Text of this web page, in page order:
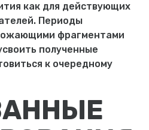
как для действующих
Периоды
фрагментами
полученные
к очередному